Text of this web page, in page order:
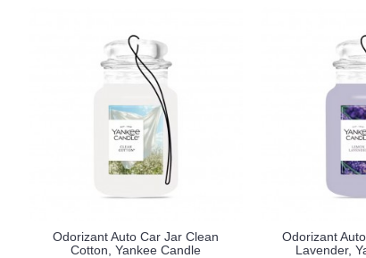
Odorizant Auto Car Jar Clean
Cotton, Yankee Candle
Odorizant
Lavender,